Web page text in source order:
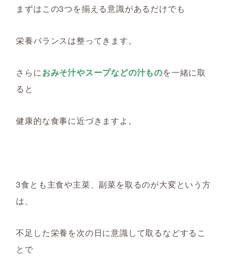
まずはこの3つを揃える意識があるだけでも
栄養バランスは整ってきます。
さらにおみそ汁やスープなどの汁ものを一緒に取
ると
健康的な食事に近づきますよ。
3食とも主食や主菜、副菜を取るのが大変という方
は、
不足した栄養を次の日に意識して取るなどするこ
とで